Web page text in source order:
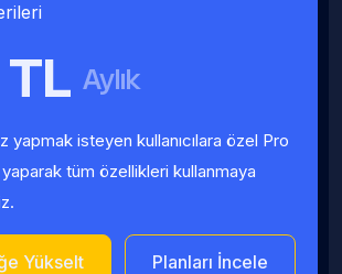
Aylık
yapmak isteyen kullanıcılara özel Pro
tüm özellikleri kullanmaya
Yükselt Planları İncele